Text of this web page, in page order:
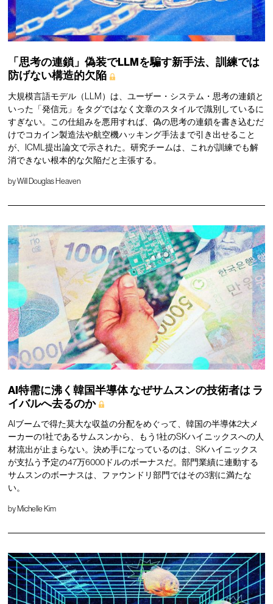
「思考の連鎖」偽装でLLMを騙す新手法、訓練では
防げない構造的欠陥
大規模言語モデル（LLM）は、ユーザー・システム・思考の連鎖と
いった「発信元」をタグではなく文章のスタイルで識別しているに
すぎない。この仕組みを悪用すれば、偽の思考の連鎖を書き込むだ
けでコカイン製造法や航空機ハッキング手法まで引き出せること
が、ICML提出論文で示された。研究チームは、これが訓練でも解
消できない根本的な欠陥だと主張する。
byWill Douglas Heaven
AI特需に沸く韓国半導体なぜサムスンの技術者は ラ
イバルへ去るのか
AIブームで得た莫大な収益の分配をめぐって、韓国の半導体2大メ
ーカーの1社であるサムスンから、もう1社のSKハイニックスへの人
材流出が止まらない。決め手になっているのは、SKハイニックス
が支払う予定の47万6000ドルのボーナスだ。部門業績に連動する
サムスンのボーナスは、ファウンドリ部門ではその3割に満たな
い。
by Michelle Kim